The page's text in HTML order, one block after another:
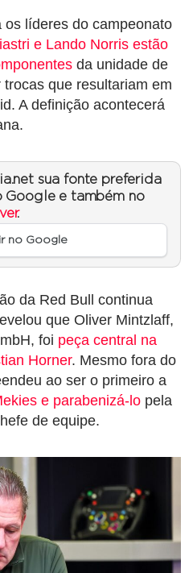
os líderes do campeonato
e Lando Norris estão
da unidade de
que resultariam em
A definição acontecerá
sua fonte preferida
Google e também no
.
no Google
da Red Bull continua
que Oliver Mintzlaff,
foi peça central na
Horner. Mesmo fora do
ao ser o primeiro a
e parabenizá-lo pela
de equipe.